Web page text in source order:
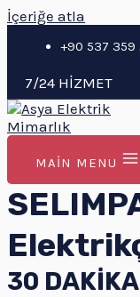
İçeriğe atla
+90 537 359
7/24 HİZMET
MAIN MENU
30